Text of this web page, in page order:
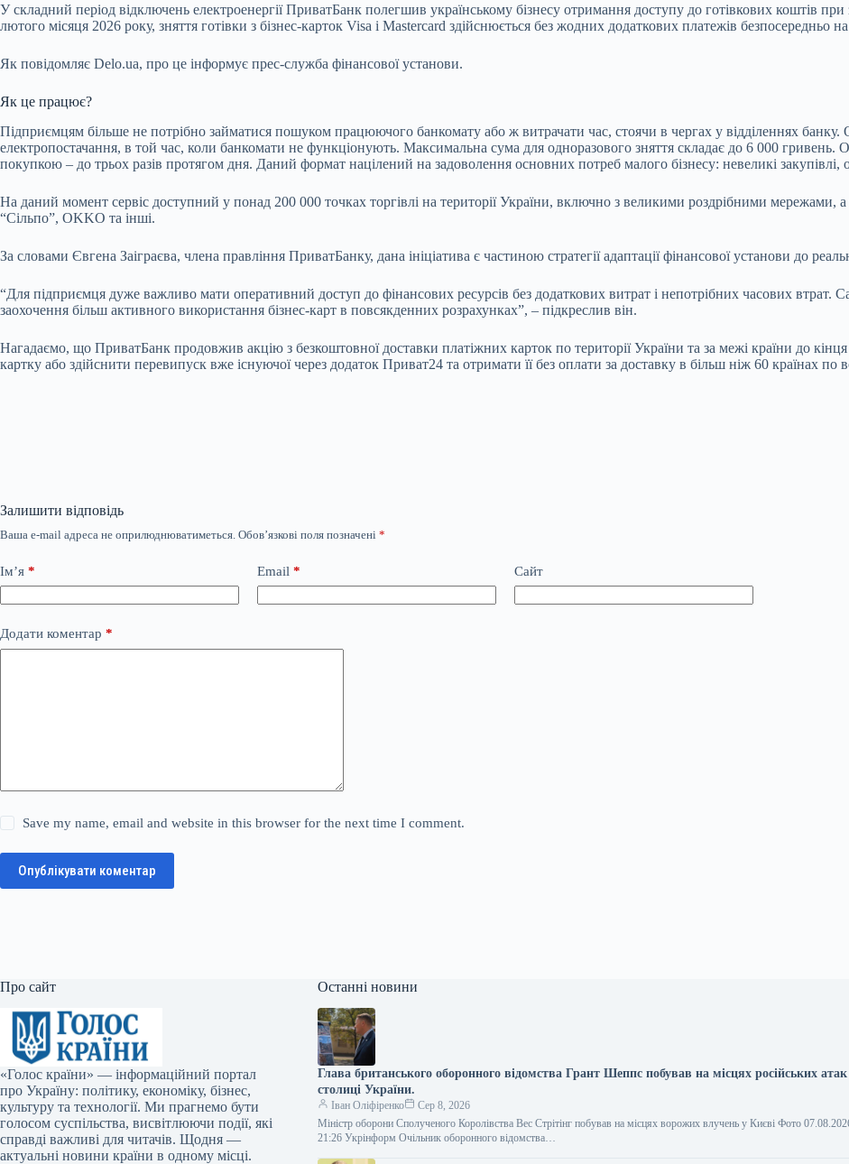
У складний період відключень електроенергії ПриватБанк полегшив українському бізнесу отримання доступу до готівкових коштів
лютого місяця 2026 року, зняття готівки з бізнес-карток Visa і Mastercard здійснюється без жодних додаткових платежів безпосередньо
Як повідомляє Delo.ua, про це інформує прес-служба фінансової установи.
Як це працює?
Підприємцям більше не потрібно займатися пошуком працюючого банкомату або ж витрачати час, стоячи в чергах у відділеннях банку.
електропостачання, в той час, коли банкомати не функціонують. Максимальна сума для одноразового зняття складає до 6 000 гривень.
покупкою – до трьох разів протягом дня. Даний формат націлений на задоволення основних потреб малого бізнесу: невеликі закупівлі,
На даний момент сервіс доступний у понад 200 000 точках торгівлі на території України, включно з великими роздрібними
“Сільпо”, OKKO та інші.
За словами Євгена Заіграєва, члена правління ПриватБанку, дана ініціатива є частиною стратегії адаптації фінансової установи до
“Для підприємця дуже важливо мати оперативний доступ до фінансових ресурсів без додаткових витрат і непотрібних часових втрат.
заохочення більш активного використання бізнес-карт в повсякденних розрахунках”, – підкреслив він.
Нагадаємо, що ПриватБанк продовжив акцію з безкоштовної доставки платіжних карток по території України та за межі країни до
картку або здійснити перевипуск вже існуючої через додаток Приват24 та отримати її без оплати за доставку в більш ніж 60 країнах по
Залишити відповідь
Ваша e-mail адреса не оприлюднюватиметься. Обов’язкові поля позначені *
Ім’я * Email * Сайт
Додати коментар *
Save my name, email and website in this browser for the next time I comment.
Опублікувати коментар
Про сайт
«Голос країни» — інформаційний портал
про Україну: політику, економіку, бізнес,
культуру та технології. Ми прагнемо бути
голосом суспільства, висвітлюючи події, які
справді важливі для читачів. Щодня —
актуальні новини країни в одному місці.
Останні новини
Глава британського оборонного відомства Грант Шеппс побував на місцях російських
столиці України.
Іван Оліфіренко
Сер 8, 2026
Міністр оборони Сполученого Королівства Вес Стрітінг побував на місцях ворожих влучень у Києві Фото
21:26 Укрінформ Очільник оборонного відомства…